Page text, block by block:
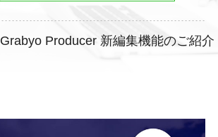
Grabyo Producer 新編集機能のご紹